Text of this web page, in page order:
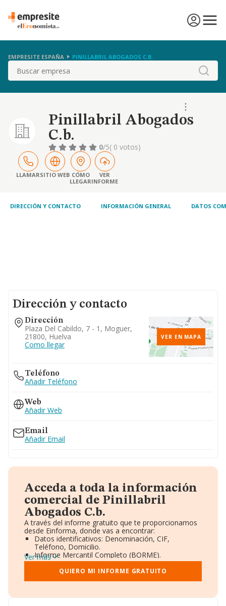
EMPRESITE ESPAÑA PINILLABRIL ABOGADOS C.B.
Buscar
Pinillabril Abogados
C.b.
0/5( 0 votos)
LLAMARSITIO WEB CÓMO
LLEGAR
VER
INFORME
DIRECCIÓN Y CONTACTO INFORMACIÓN GENERAL DATOS
Dirección y contacto
Dirección
Plaza Del Cabildo, 7 - 1, Moguer,
21800, Huelva
Como llegar
VER EN MAPA
Teléfono
Añadir Teléfono
Web
Añadir Web
Email
Añadir Email
Acceda a toda la información
comercial de Pinillabril
Abogados C.b.
A través del informe gratuito que te proporcionamos
desde Einforma, donde vas a encontrar:
Datos identificativos: Denominación, CIF,
Teléfono, Domicilio.
Informe Mercantil Completo (BORME).
Gráficos de Evolución Ventas y Empleados.
Consejo de Administración y Administradores.
Directivos y Ejecutivos.
Ver más
QUIERO MI INFORME GRATUITO